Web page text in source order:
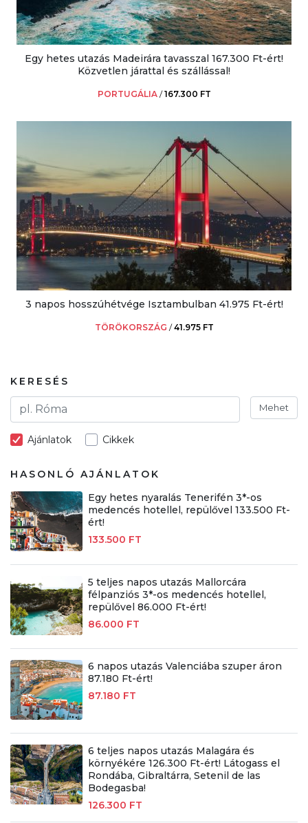
Egy hetes utazás Madeirára tavasszal 167.300 Ft-ért!
Közvetlen járattal és szállással!
PORTUGÁLIA /167.300 FT
3 napos hosszúhétvége Isztambulban 41.975 Ft-ért!
TÖRÖKORSZÁG /41.975 FT
KERESÉS
Mehet
Ajánlatok Cikkek
HASONLÓ AJÁNLATOK
Egy hetes nyaralás Tenerifén 3*-os
medencés hotellel, repülővel 133.500 Ft-
ért!
133.500 FT
5 teljes napos utazás Mallorcára
félpanziós 3*-os medencés hotellel,
repülővel 86.000 Ft-ért!
86.000 FT
6 napos utazás Valenciába szuper áron
87.180 Ft-ért!
87.180 FT
6 teljes napos utazás Malagára és
környékére 126.300 Ft-ért! Látogass el
Rondába, Gibraltárra, Setenil de las
Bodegasba!
126.300 FT